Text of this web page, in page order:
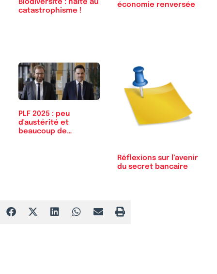
Biodiversité : halte au
catastrophisme !
économie renversée
PLF 2025 : peu
d'austérité et
beaucoup de
Réflexions sur l’avenir
du secret bancaire